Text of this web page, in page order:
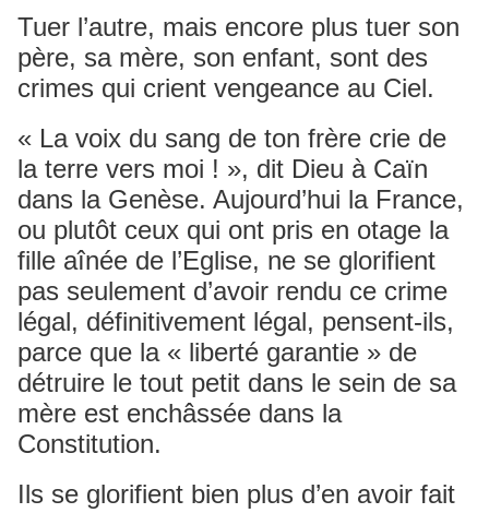
Tuer l’autre, mais encore plus tuer son
père, sa mère, son enfant, sont des
crimes qui crient vengeance au Ciel.
« La voix du sang de ton frère crie de
la terre vers moi ! », dit Dieu à Caïn
dans la Genèse. Aujourd’hui la France,
ou plutôt ceux qui ont pris en otage la
fille aînée de l’Eglise, ne se glorifient
pas seulement d’avoir rendu ce crime
légal, définitivement légal, pensent-ils,
parce que la « liberté garantie » de
détruire le tout petit dans le sein de sa
mère est enchâssée dans la
Constitution.
Ils se glorifient bien plus d’en avoir fait